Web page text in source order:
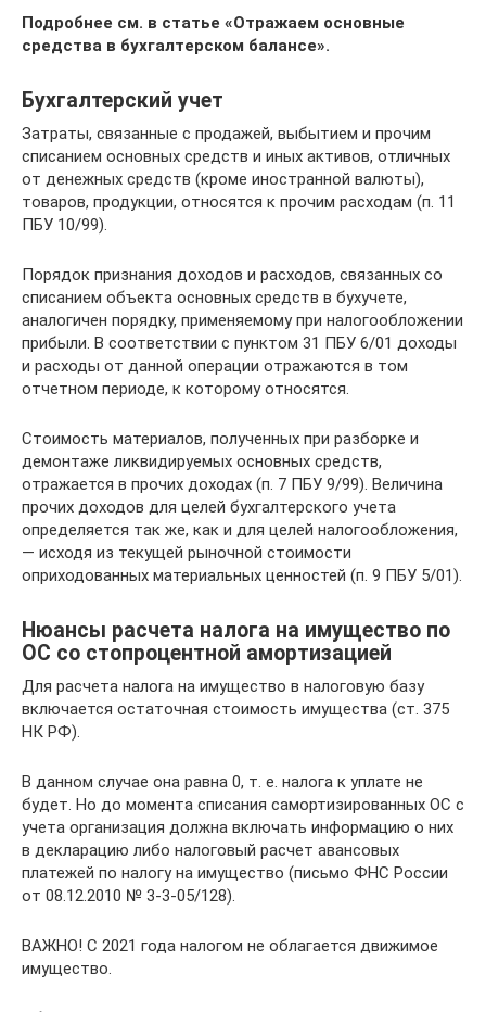
Подробнее см. в статье «Отражаем основные
средства в бухгалтерском балансе».
Бухгалтерский учет
Затраты, связанные с продажей, выбытием и прочим
списанием основных средств и иных активов, отличных
от денежных средств (кроме иностранной валюты),
товаров, продукции, относятся к прочим расходам (п. 11
ПБУ 10/99).
Порядок признания доходов и расходов, связанных со
списанием объекта основных средств в бухучете,
аналогичен порядку, применяемому при налогообложении
прибыли. В соответствии с пунктом 31 ПБУ 6/01 доходы
и расходы от данной операции отражаются в том
отчетном периоде, к которому относятся.
Стоимость материалов, полученных при разборке и
демонтаже ликвидируемых основных средств,
отражается в прочих доходах (п. 7 ПБУ 9/99). Величина
прочих доходов для целей бухгалтерского учета
определяется так же, как и для целей налогообложения,
— исходя из текущей рыночной стоимости
оприходованных материальных ценностей (п. 9 ПБУ 5/01).
Нюансы расчета налога на имущество по
ОС со стопроцентной амортизацией
Для расчета налога на имущество в налоговую базу
включается остаточная стоимость имущества (ст. 375
НК РФ).
В данном случае она равна 0, т. е. налога к уплате не
будет. Но до момента списания самортизированных ОС с
учета организация должна включать информацию о них
в декларацию либо налоговый расчет авансовых
платежей по налогу на имущество (письмо ФНС России
от 08.12.2010 № 3-3-05/128).
ВАЖНО! С 2021 года налогом не облагается движимое
имущество.